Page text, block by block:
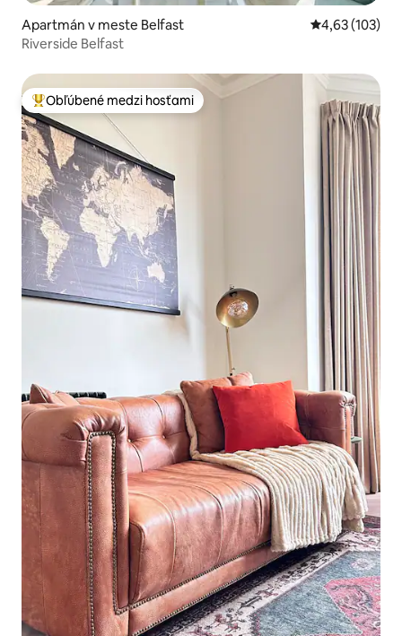
Apartmán v meste Belfast Priemerné
4,63 (103)
Riverside Belfast
Najobľúbenejšie medzi hosťami
Obľúbené medzi hosťami